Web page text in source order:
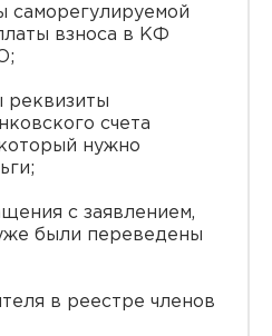
саморегулируемой
взноса в КФ
реквизиты
счета
нужно
с заявлением,
были переведены
в реестре членов